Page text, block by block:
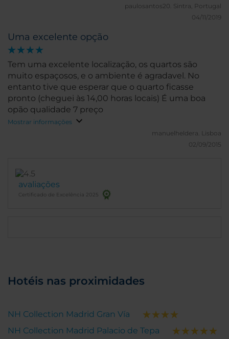
paulosantos20. Sintra, Portugal
04/11/2019
Uma excelente opção
Tem uma excelente localização, os quartos são
muito espaçosos, e o ambiente é agradavel. No
entanto tive que esperar que o quarto ficasse
pronto (cheguei às 14,00 horas locais) É uma boa
opão qualidade 7 preço
Mostrar informações
manuelheldera. Lisboa
02/09/2015
avaliações
Certificado de Excelência 2025
Hotéis nas proximidades
NH Collection Madrid Gran Vía
NH Collection Madrid Palacio de Tepa